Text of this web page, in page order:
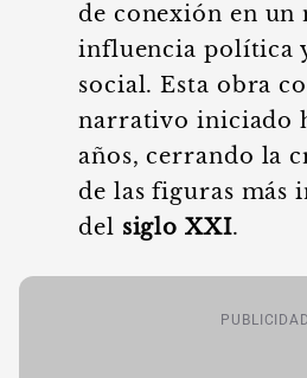
de conexión en un
influencia política
social. Esta obra
narrativo iniciado
años, cerrando la
de las figuras más
del siglo XXI.
PUBLICIDAD